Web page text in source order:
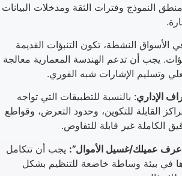
النموذج وفترات الثقة ومدخلات البيانات
الأسواق النشطة، تكون التنبؤات القديمة
يجب أن تدعم الهندسة المعمارية معالجة
وتسليم الإشارات شبه الفوري.
الإداري: بالنسبة للتطبيقات التي تواجه
القابلة للتكوين، وحدود التعرض، وقواطع
الكاملة غير قابلة للتفاوض.
عميلك/غسيل الأموال”: يجب أن تتكامل
في بيئة وساطة خاضعة للتنظيم بشكل